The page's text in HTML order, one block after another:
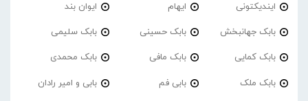
ایندیکتونی ایهام ایوان بند
بابک جهانبخش بابک حسینی بابک سلیمی
بابک کمایی بابک مافی بابک محمدی
بابک ملک بابی فم بابی و امیر رادان